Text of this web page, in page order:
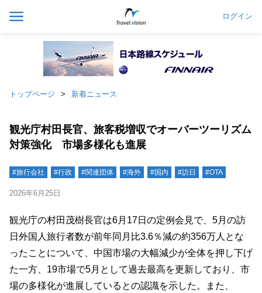
ログイン
トップページ 新着ニュース
観光庁村田長官、旅客税増収でオーバーツーリズム
対策強化 市場多様化も進展
#旅行会社 #行政 #関連団体 #海外 #国内 #訪日 #OTA
2026年6月25日
観光庁の村田茂樹長官は6月17日の定例会見で、5月の訪
日外国人旅行者数が前年同月比3.6％減の約356万人とな
ったことについて、中国市場の大幅減少が全体を押し下げ
た一方、19市場で5月として過去最高を更新しており、市
場の多様化が進展しているとの認識を示した。また、